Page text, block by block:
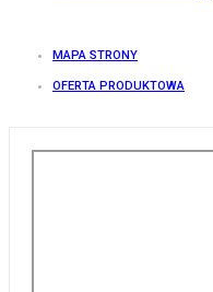
MAPA STRONY
OFERTA PRODUKTOWA